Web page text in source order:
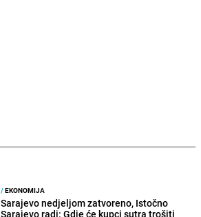
/EKONOMIJA
Sarajevo nedjeljom zatvoreno, Istočno
Sarajevo radi: Gdje će kupci sutra trošiti